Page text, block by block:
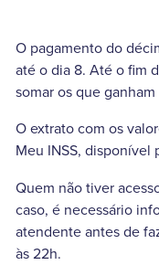
O pagamento do
até o dia 8. Até o fim
somar os que
O extrato com os
Meu INSS, disponível
Quem não tiver
caso, é necessário
atendente antes de
às 22h.